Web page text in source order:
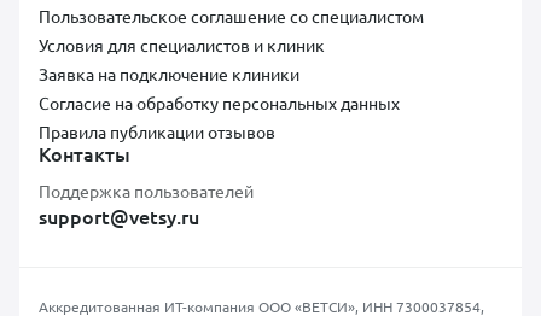
Пользовательское соглашение со специалистом
Условия для специалистов и клиник
Заявка на подключение клиники
Согласие на обработку персональных данных
Правила публикации отзывов
Контакты
Поддержка пользователей
support@vetsy.ru
Аккредитованная ИТ-компания ООО «ВЕТСИ», ИНН 7300037854,